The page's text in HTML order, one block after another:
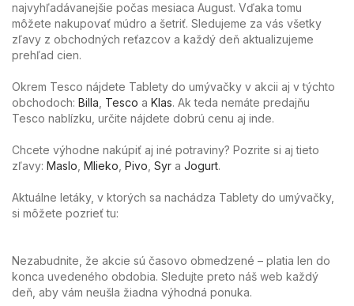
najvyhľadávanejšie počas mesiaca August. Vďaka tomu
môžete nakupovať múdro a šetriť. Sledujeme za vás všetky
zľavy z obchodných reťazcov a každý deň aktualizujeme
prehľad cien.
Okrem Tesco nájdete Tablety do umývačky v akcii aj v týchto
obchodoch: Billa Tesco a Klas. Ak teda nemáte predajňu
Tesco nablízku, určite nájdete dobrú cenu aj inde.
Chcete výhodne nakúpiť aj iné potraviny? Pozrite si aj tieto
zľavy: Maslo Mlieko Pivo Syr a Jogurt.
Aktuálne letáky, v ktorých sa nachádza Tablety do umývačky,
si môžete pozrieť tu:
Nezabudnite, že akcie sú časovo obmedzené – platia len do
konca uvedeného obdobia. Sledujte preto náš web každý
deň, aby vám neušla žiadna výhodná ponuka.